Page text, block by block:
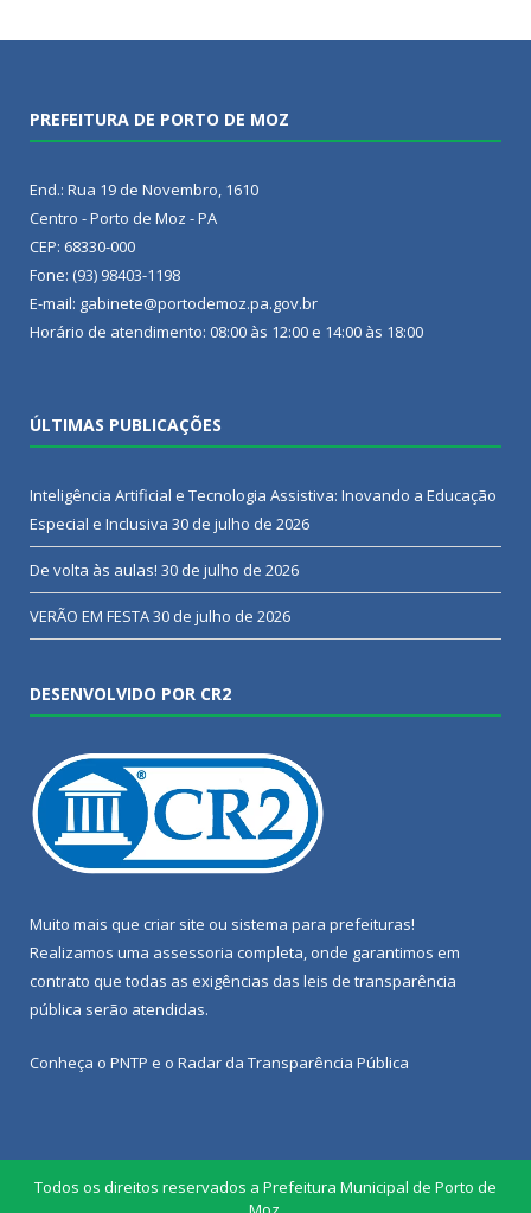
PREFEITURA DE PORTO DE MOZ
End.: Rua 19 de Novembro, 1610
Centro - Porto de Moz - PA
CEP: 68330-000
Fone: (93) 98403-1198
E-mail: gabinete@portodemoz.pa.gov.br
Horário de atendimento: 08:00 às 12:00 e 14:00 às 18:00
ÚLTIMAS PUBLICAÇÕES
Inteligência Artificial e Tecnologia Assistiva: Inovando a Educação
Especial e Inclusiva 30 de julho de 2026
De volta às aulas! 30 de julho de 2026
VERÃO EM FESTA30 de julho de 2026
DESENVOLVIDO POR CR2
Muito mais que criar site ou sistema para prefeituras!
Realizamos uma assessoria completa, onde garantimos em
contrato que todas as exigências das leis de transparência
pública serão atendidas.
Conheça o PNTP e o Radar da Transparência Pública
Todos os direitos reservados a Prefeitura Municipal de Porto de